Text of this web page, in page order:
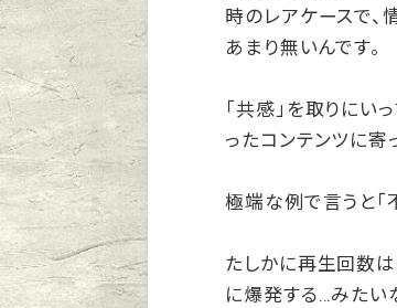
時のレアケースで、
あまり無いんです。
「共感」を取りにい
ったコンテンツに寄
極端な例で言うと「
たしかに再生回数は
に爆発する…みたい